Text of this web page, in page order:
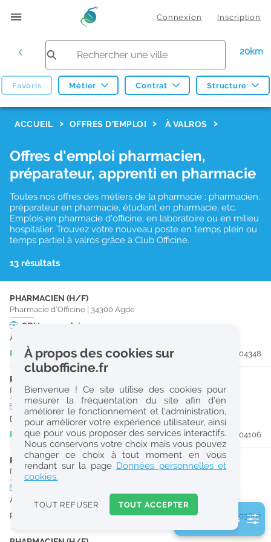
Connexion Inscription
20km
Favoris Métier Contrat Structure
Réinitialiser
2
0
k
Consulter les offres de la France d'outre-mer
ACCUEIL OFFRES D'EMPLOI À VALROS
Offres d'emploi pharmacien,
préparateur, apprenti en pharmacie
Toutes nos offres des métiers de la pharmacie : pharmacien,
préparateur en pharmacie, étudiant en pharmacie, etc.
Emplois en pharmacie d'officine, en laboratoire ou en milieu
hospitalier. Trouvez votre nouveau poste en temps plein ou
temps partiel à valros grâce à Club Officine.
13 résultats
PHARMACIEN (H/F)
Pharmacie d'Officine 34300 Agde
CDI temps plein
À partir du 24/12/26
Publiée il y a 1 heure(s)
#204348
PRÉPARATEUR EN PHARMACIE (H/F)
Pharmacie d'Officine|34300 Agde
temps plein
Dès que possible
Publiée il y a 3 jour(s)
#204106
PHARMACIEN (H/F)
Pharmacie d'Officine 34300 Agde
À partir du 28/08/26
Publiée il y a 8 jour(s)
#203852
2 filtre(s) actifs
À propos des cookies sur
clubofficine.fr
Bienvenue ! Ce site utilise des cookies pour
mesurer la fréquentation du site afin d’en
améliorer le fonctionnement et l’administration,
pour améliorer votre expérience utilisateur, ainsi
que pour vous proposer des services interactifs.
Nous conservons votre choix mais vous pouvez
changer ce choix à tout moment en vous
rendant sur la page Données personnelles et
cookies.
TOUT REFUSER TOUT ACCEPTER